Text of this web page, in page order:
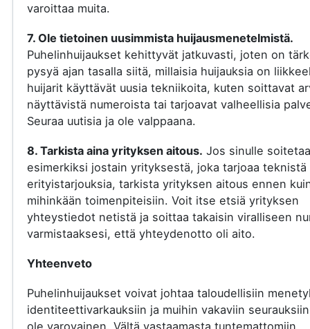
varoittaa muita.
7. Ole tietoinen uusimmista huijausmenetelmistä.
Puhelinhuijaukset kehittyvät jatkuvasti, joten on
pysyä ajan tasalla siitä, millaisia huijauksia on
huijarit käyttävät uusia tekniikoita, kuten soittavat
näyttävistä numeroista tai tarjoavat valheellisia
Seuraa uutisia ja ole valppaana.
8. Tarkista aina yrityksen aitous. Jos sinulle
esimerkiksi jostain yrityksestä, joka tarjoaa teknistä
erityistarjouksia, tarkista yrityksen aitous ennen
mihinkään toimenpiteisiin. Voit itse etsiä yrityksen
yhteystiedot netistä ja soittaa takaisin viralliseen
varmistaaksesi, että yhteydenotto oli aito.
Yhteenveto
Puhelinhuijaukset voivat johtaa taloudellisiin
identiteettivarkauksiin ja muihin vakaviin